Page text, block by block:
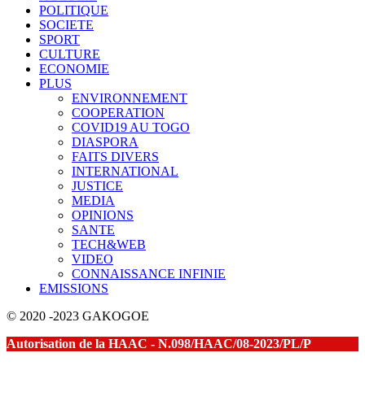
POLITIQUE
SOCIETE
SPORT
CULTURE
ECONOMIE
PLUS
ENVIRONNEMENT
COOPERATION
COVID19 AU TOGO
DIASPORA
FAITS DIVERS
INTERNATIONAL
JUSTICE
MEDIA
OPINIONS
SANTE
TECH&WEB
VIDEO
CONNAISSANCE INFINIE
EMISSIONS
© 2020 -2023 GAKOGOE
Autorisation de la HAAC - N.098/HAAC/08-2023/PL/P